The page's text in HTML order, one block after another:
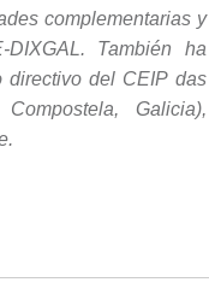
complementarias y
También ha
directivo del CEIP das
Galicia),